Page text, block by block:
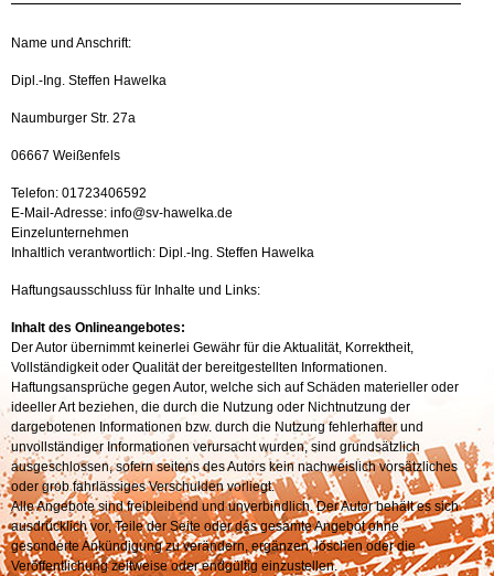
Name und Anschrift:
Dipl.-Ing. Steffen Hawelka
Naumburger Str. 27a
06667 Weißenfels
Telefon: 01723406592
E-Mail-Adresse: info@sv-hawelka.de
Einzelunternehmen
Inhaltlich verantwortlich: Dipl.-Ing. Steffen Hawelka
Haftungsausschluss für Inhalte und Links:
Inhalt des Onlineangebotes:
Der Autor übernimmt keinerlei Gewähr für die Aktualität, Korrektheit,
Vollständigkeit oder Qualität der bereitgestellten Informationen.
Haftungsansprüche gegen Autor, welche sich auf Schäden materieller oder
ideeller Art beziehen, die durch die Nutzung oder Nichtnutzung der
dargebotenen Informationen bzw. durch die Nutzung fehlerhafter und
unvollständiger Informationen verursacht wurden, sind grundsätzlich
ausgeschlossen, sofern seitens des Autors kein nachweislich vorsätzliches
oder grob fahrlässiges Verschulden vorliegt.
Alle Angebote sind freibleibend und unverbindlich. Der Autor behält es sich
ausdrücklich vor, Teile der Seite oder das gesamte Angebot ohne
gesonderte Ankündigung zu verändern, ergänzen, löschen oder die
Veröffentlichung zeitweise oder endgültig einzustellen.